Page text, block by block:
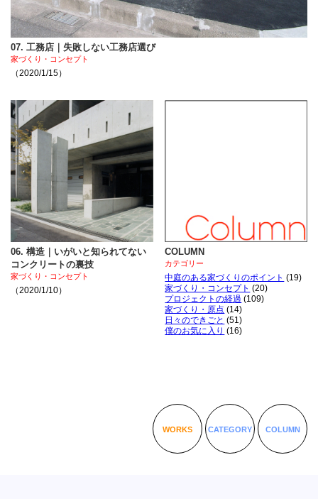
07. 工務店｜失敗しない工務店選び
家づくり・コンセプト
（2020/1/15）
06. 構造｜いがいと知られてない
コンクリートの裏技
家づくり・コンセプト
（2020/1/10）
COLUMN
カテゴリー
中庭のある家づくりのポイント (19)
家づくり・コンセプト (20)
プロジェクトの経過 (109)
家づくり・原点 (14)
日々のできごと (51)
僕のお気に入り (16)
WORKS CATEGORY COLUMN